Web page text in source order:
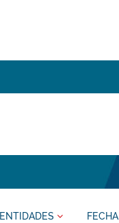
ENTIDADES FECHA